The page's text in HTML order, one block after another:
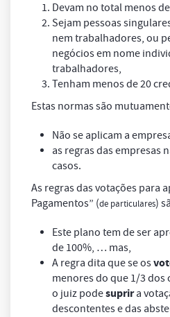
Devam no total menos
Sejam pessoas
nem trabalhadores, ou
negócios em nome
trabalhadores,
Tenham menos de 20
Estas normas são
Não se aplicam a
as regras das empresas
casos.
As regras das votações para
Pagamentos” (de particulares)
Este plano tem de ser
de 100%, … mas,
A regra dita que se os
menores do que 1/3
o juiz podesuprira
descontentes e das